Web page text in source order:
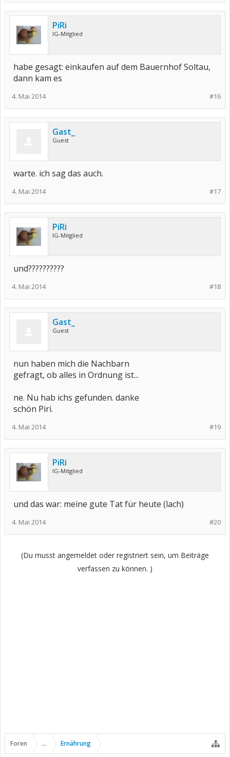
PiRi
IG-Mitglied
habe gesagt: einkaufen auf dem Bauernhof Soltau,
dann kam es
#16
4. Mai 2014
Gast_
Guest
warte. ich sag das auch.
#17
4. Mai 2014
PiRi
IG-Mitglied
und??????????
#18
4. Mai 2014
Gast_
Guest
nun haben mich die Nachbarn
gefragt, ob alles in Ordnung ist...
ne. Nu hab ichs gefunden. danke
schön Piri.
#19
4. Mai 2014
PiRi
IG-Mitglied
und das war: meine gute Tat für heute (lach)
#20
4. Mai 2014
(Du musst angemeldet oder registriert sein, um Beiträge
verfassen zu können. )
Foren ... Ernährung